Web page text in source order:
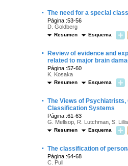
· The need for a special
Página :53-56
D. Goldberg
Resumen Esquema
·
Review of evidence and
related to major brain
Página :57-60
K. Kosaka
Resumen Esquema
· The Views of
Classification Systems
Página :61-63
G. Mellsop, R. Lutchman, S.
Resumen Esquema
· The classification of
Página :64-68
C. Pull